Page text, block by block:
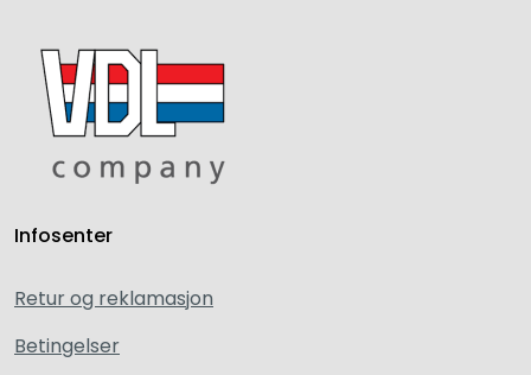
Infosenter
Retur og reklamasjon
Betingelser